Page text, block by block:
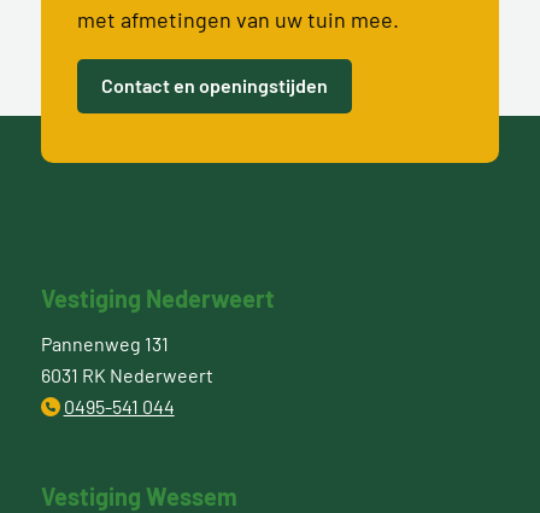
met afmetingen van uw tuin mee.
Contact en openingstijden
Vestiging Nederweert
Pannenweg 131
6031 RK Nederweert
0495-541 044
Vestiging Wessem